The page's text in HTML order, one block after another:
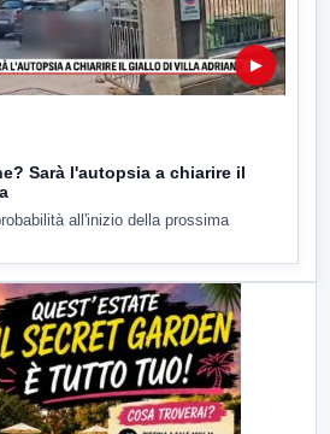
▶
Sarà l'autopsia a chiarire il
all'inizio della prossima